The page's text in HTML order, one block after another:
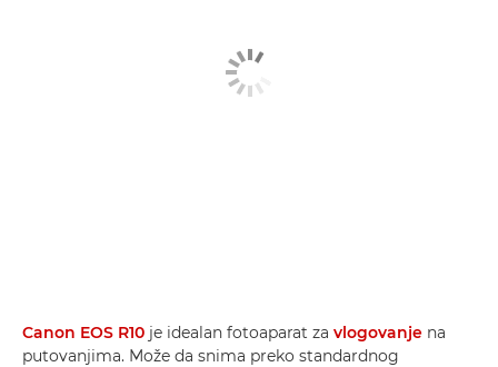
Canon EOS R10 je idealan fotoaparat za vlogovanje na
putovanjima. Može da snima preko standardnog